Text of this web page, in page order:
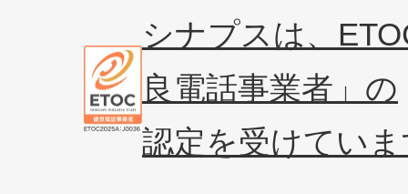
シナプスは、
良電話事業者」の
認定を受けてい